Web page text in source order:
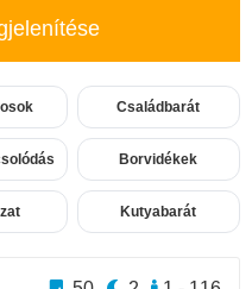
Családbarát
Borvidékek
Kutyabarát